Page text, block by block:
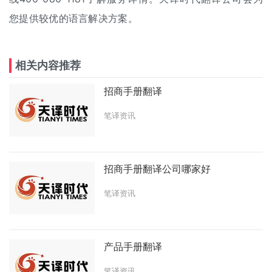
您提供较优的语言解决方案。
相关内容推荐
招商手册翻译
笔译资讯
招商手册翻译公司哪家好
笔译资讯
产品手册翻译